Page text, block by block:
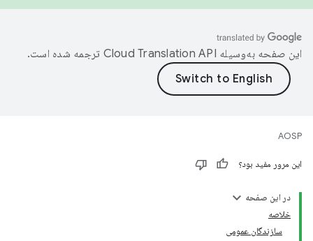
این صفحه به‌وسیله ترجمه شده است.
AOSP
این مرور مفید بود؟
در این صفحه
خلاصه
سازندگان عمومی